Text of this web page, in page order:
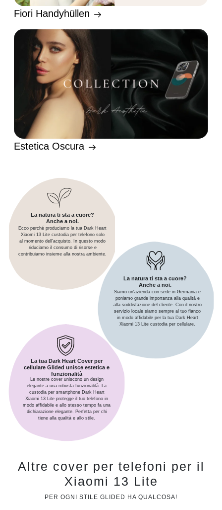
Fiori Handyhüllen
Estetica Oscura
La natura ti sta a cuore?
Anche a noi.
Ecco perché produciamo la tua Dark Heart
Xiaomi 13 Lite custodia per telefono solo
al momento dell'acquisto. In questo modo
riduciamo il consumo di risorse e
contribuiamo insieme alla nostra ambiente.
La natura ti sta a cuore?
Anche a noi.
Siamo un'azienda con sede in Germania e
poniamo grande importanza alla qualità e
alla soddisfazione del cliente. Con il nostro
servizio locale siamo sempre al tuo fianco
in modo affidabile per la tua Dark Heart
Xiaomi 13 Lite custodia per cellulare.
La tua Dark Heart Cover per
cellulare Glided unisce estetica e
funzionalità
Le nostre cover uniscono un design
elegante a una robusta funzionalità. La
custodia per smartphone Dark Heart
Xiaomi 13 Lite protegge il tuo telefono in
modo affidabile e allo stesso tempo fa una
dichiarazione elegante. Perfetta per chi
tiene alla qualità e allo stile.
Altre cover per telefoni per il
Xiaomi 13 Lite
PER OGNI STILE GLIDED HA QUALCOSA!